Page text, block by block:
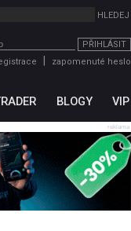
PŘIHLÁSIT
zapomenuté heslo
BLOGY VIP
reklama